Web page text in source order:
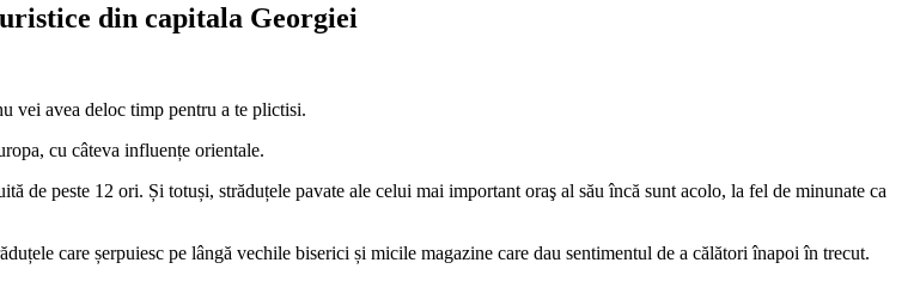
din capitala Georgiei
vei avea deloc timp pentru a te plictisi.
cu câteva influențe orientale.
de peste 12 ori. Și totuși, străduțele pavate ale celui mai important oraş al său încă sunt acolo, la fel de minunate ca
care șerpuiesc pe lângă vechile biserici și micile magazine care dau sentimentul de a călători înapoi în trecut.